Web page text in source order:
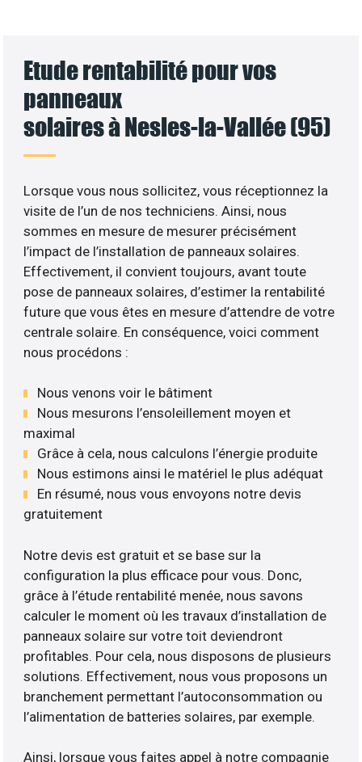
Etude rentabilité pour vos
panneaux
solaires à Nesles-la-Vallée (95)
Lorsque vous nous sollicitez, vous réceptionnez la
visite de l’un de nos techniciens. Ainsi, nous
sommes en mesure de mesurer précisément
l’impact de l’installation de panneaux solaires.
Effectivement, il convient toujours, avant toute
pose de panneaux solaires, d’estimer la rentabilité
future que vous êtes en mesure d’attendre de votre
centrale solaire. En conséquence, voici comment
nous procédons :
Nous venons voir le bâtiment
Nous mesurons l’ensoleillement moyen et
maximal
Grâce à cela, nous calculons l’énergie produite
Nous estimons ainsi le matériel le plus adéquat
En résumé, nous vous envoyons notre devis
gratuitement
Notre devis est gratuit et se base sur la
configuration la plus efficace pour vous. Donc,
grâce à l’étude rentabilité menée, nous savons
calculer le moment où les travaux d’installation de
panneaux solaire sur votre toit deviendront
profitables. Pour cela, nous disposons de plusieurs
solutions. Effectivement, nous vous proposons un
branchement permettant l’autoconsommation ou
l’alimentation de batteries solaires, par exemple.
Ainsi, lorsque vous faites appel à notre compagnie